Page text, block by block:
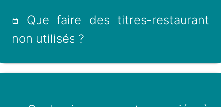
Que faire des titres-restaurant
non utilisés ?